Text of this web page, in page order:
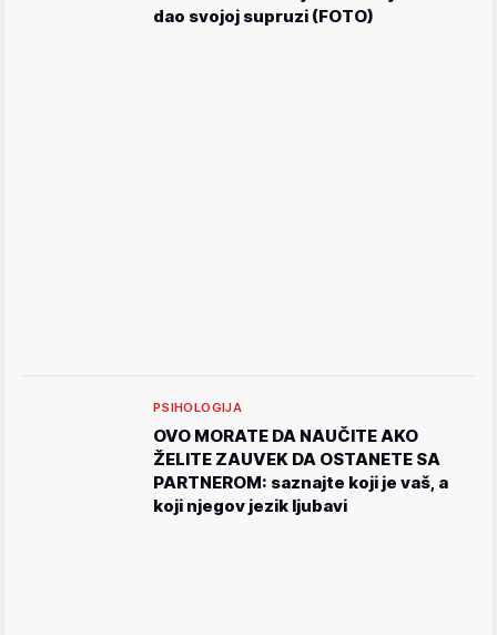
dao svojoj supruzi (FOTO)
PSIHOLOGIJA
OVO MORATE DA NAUČITE AKO
ŽELITE ZAUVEK DA OSTANETE SA
PARTNEROM: saznajte koji je vaš, a
koji njegov jezik ljubavi